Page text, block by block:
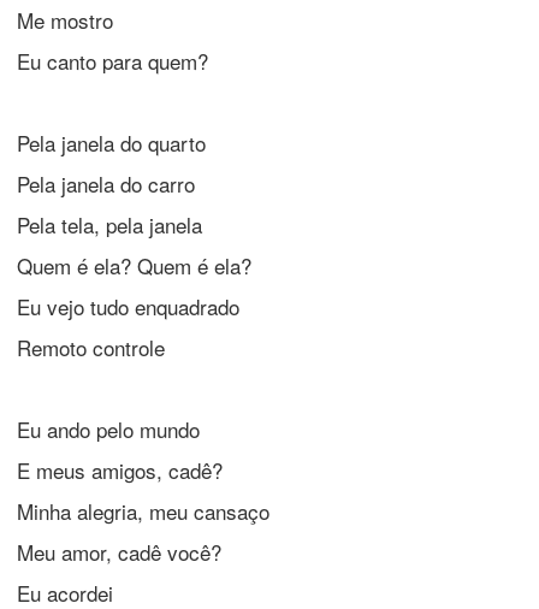
Me mostro
Eu canto para quem?
Pela janela do quarto
Pela janela do carro
Pela tela, pela janela
Quem é ela? Quem é ela?
Eu vejo tudo enquadrado
Remoto controle
Eu ando pelo mundo
E meus amigos, cadê?
Minha alegria, meu cansaço
Meu amor, cadê você?
Eu acordei